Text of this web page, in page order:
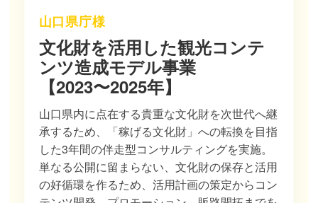
山口県庁様
文化財を活用した観光コンテ
ンツ造成モデル事業
【2023〜2025年】
山口県内に点在する貴重な文化財を次世代へ継
承するため、「稼げる文化財」への転換を目指
した3年間の伴走型コンサルティングを実施。
単なる公開に留まらない、文化財の保存と活用
の好循環を作るため、活用計画の策定からコン